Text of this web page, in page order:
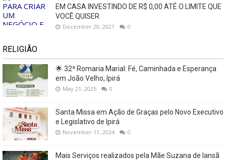
EM CASA INVESTINDO DE R$ 0,00 ATÉ O LIMITE QUE
VOCÊ QUISER
December 20, 2021 0
RELIGIÃO
🌟 32ª Romaria Marial: Fé, Caminhada e Esperança
em João Velho, Ipirá
May 21, 2025 0
Santa Missa em Ação de Graças pelo Novo Executivo
e Legislativo de Ipirá
November 11, 2024 0
Mais Serviços realizados pela Mãe Suzana de Iansã